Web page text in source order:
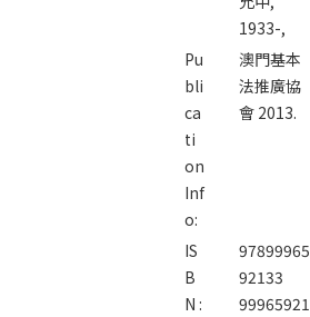
1933-,
Pu
bli
ca
ti
on
Inf
o:
澳門基本
法推廣協
會 2013.
IS
B
N :
97899965
92133
99965921